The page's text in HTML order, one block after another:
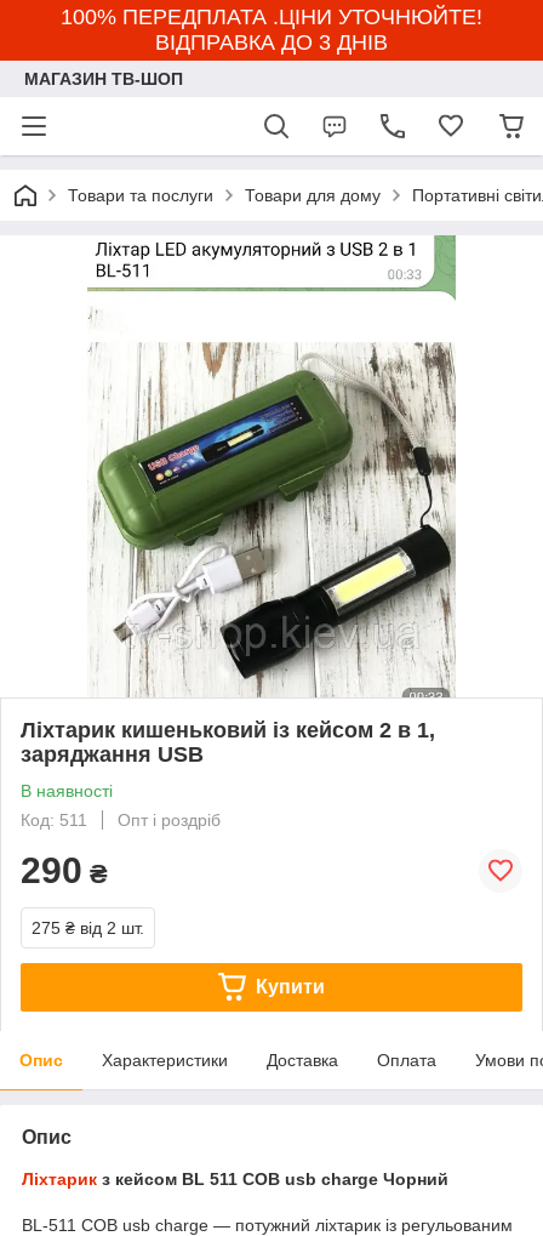
100% ПЕРЕДПЛАТА .ЦІНИ УТОЧНЮЙТЕ!
ВІДПРАВКА ДО 3 ДНІВ
МАГАЗИН ТВ-ШОП
Товари та послуги Товари для дому Портативні
Ліхтарик кишеньковий із кейсом 2 в 1,
заряджання USB
В наявності
Код: 511
Опт і роздріб
290 ₴
275 ₴ від 2 шт.
Купити
Опис Характеристики Доставка Оплата Умови
Опис
Ліхтарик з кейсом BL 511 COB usb charge Чорний
BL-511 COB usb charge — потужний ліхтарик із регульованим